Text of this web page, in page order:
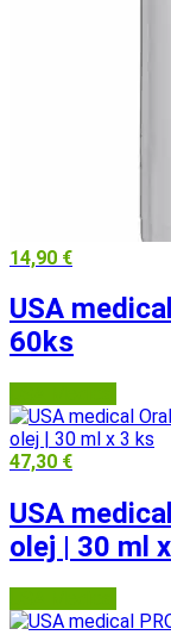
14,90 €
USA
60ks
47,30 €
USA
olej | 30 ml